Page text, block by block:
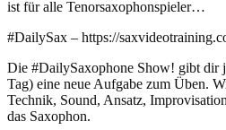
ist für alle Tenorsaxophonspieler…
#DailySax – https://
Die #DailySaxophone Show! gibt dir
Tag) eine neue Aufgabe zum Üben.
Technik, Sound, Ansatz,
das Saxophon.